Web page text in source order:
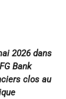
2026 dans
Bank
clos au